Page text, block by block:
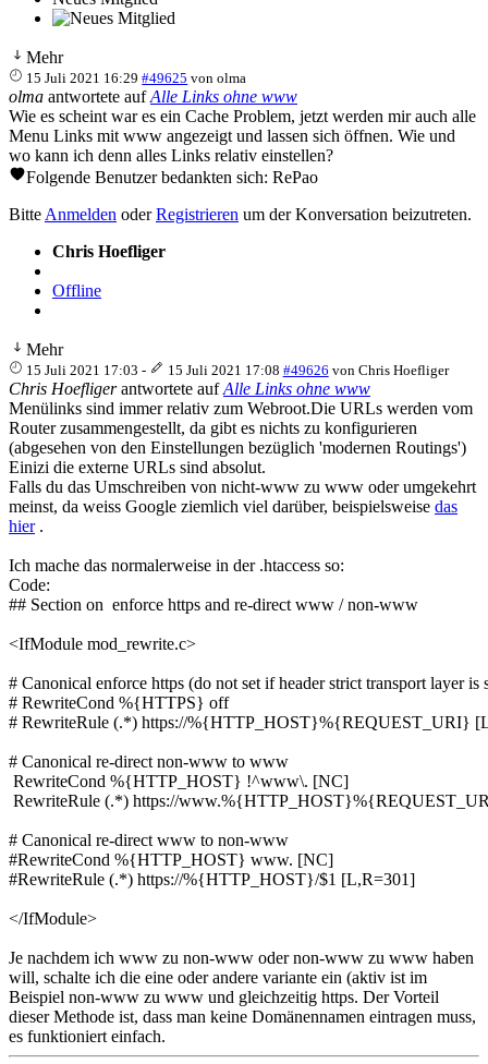
Mehr
15 Juli 2021 16:29 #49625 vonolma
olma antwortete aufAlle Links ohne www
Wie es scheint war es ein Cache Problem, jetzt werden mir auch alle
Menu Links mit www angezeigt und lassen sich öffnen. Wie und
wo kann ich denn alles Links relativ einstellen?
Folgende Benutzer bedankten sich: RePao
Bitte Anmelden oderRegistrieren um der Konversation beizutreten.
Chris Hoefliger
Offline
Mehr
15 Juli 2021 17:03 - 15 Juli 2021 17:08 #49626 von Chris Hoefliger
Chris Hoefligerantwortete aufAlle Links ohne www
Menülinks sind immer relativ zum Webroot.Die URLs werden vom
Router zusammengestellt, da gibt es nichts zu konfigurieren
(abgesehen von den Einstellungen bezüglich 'modernen Routings')
Einizi die externe URLs sind absolut.
Falls du das Umschreiben von nicht-www zu www oder umgekehrt
meinst, da weiss Google ziemlich viel darüber, beispielsweise das
hier.
Ich mache das normalerweise in der .htaccess so:
Code:
## Section on  enforce https and re-direct www / non-www
<IfModule mod_rewrite.c>
# Canonical enforce https (do not set if header strict transport layer is
# RewriteCond %{HTTPS} off
# RewriteRule (.*) https://%{HTTP_HOST}%{REQUEST_URI}
# Canonical re-direct non-www to www
RewriteCond %{HTTP_HOST} !^www\. [NC]
RewriteRule (.*) https://
# Canonical re-direct www to non-www
#RewriteCond %{HTTP_HOST} www. [NC]
#RewriteRule (.*) https://%{HTTP_HOST}/$1 [L,R=301]
</IfModule>
Je nachdem ich www zu non-www oder non-www zu www haben
will, schalte ich die eine oder andere variante ein (aktiv ist im
Beispiel non-www zu www und gleichzeitig https. Der Vorteil
dieser Methode ist, dass man keine Domänennamen eintragen muss,
es funktioniert einfach.